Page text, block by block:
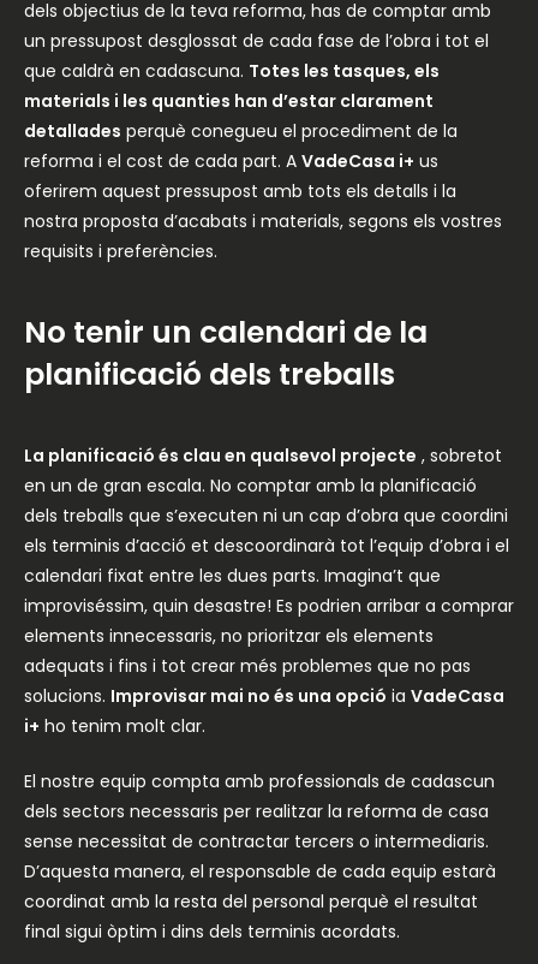
dels objectius de la teva reforma, has de comptar amb
un pressupost desglossat de cada fase de l’obra i tot el
que caldrà en cadascuna. Totes les tasques, els
materials i les quanties han d’estar clarament
detallades perquè conegueu el procediment de la
reforma i el cost de cada part. A VadeCasa i+ us
oferirem aquest pressupost amb tots els detalls i la
nostra proposta d’acabats i materials, segons els vostres
requisits i preferències.
No tenir un calendari de la
planificació dels treballs
La planificació és clau en qualsevol projecte , sobretot
en un de gran escala. No comptar amb la planificació
dels treballs que s’executen ni un cap d’obra que coordini
els terminis d’acció et descoordinarà tot l’equip d’obra i el
calendari fixat entre les dues parts. Imagina’t que
improviséssim, quin desastre! Es podrien arribar a comprar
elements innecessaris, no prioritzar els elements
adequats i fins i tot crear més problemes que no pas
solucions. Improvisar mai no és una opció ia VadeCasa
i+ ho tenim molt clar.
El nostre equip compta amb professionals de cadascun
dels sectors necessaris per realitzar la reforma de casa
sense necessitat de contractar tercers o intermediaris.
D’aquesta manera, el responsable de cada equip estarà
coordinat amb la resta del personal perquè el resultat
final sigui òptim i dins dels terminis acordats.